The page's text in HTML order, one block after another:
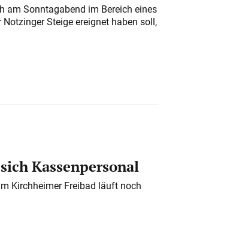
am Sonntagabend im Bereich eines
Steige ereignet haben soll,
Kassenpersonal
Kirchheimer Freibad läuft noch